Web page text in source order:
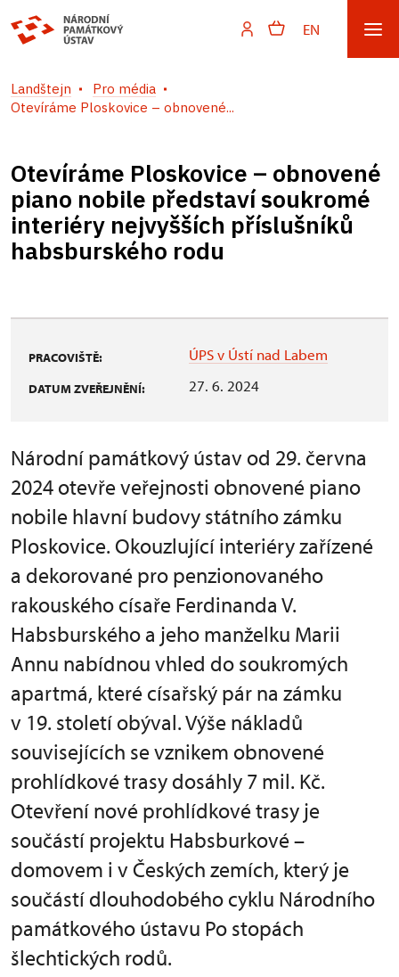
EN
Landštejn
Pro média
Otevíráme Ploskovice – obnovené...
Otevíráme Ploskovice – obnovené
piano nobile představí soukromé
interiéry nejvyšších příslušníků
habsburského rodu
PRACOVIŠTĚ: ÚPS v Ústí nad Labem
DATUM ZVEŘEJNĚNÍ: 27. 6. 2024
Národní památkový ústav od 29. června
2024 otevře veřejnosti obnovené piano
nobile hlavní budovy státního zámku
Ploskovice. Okouzlující interiéry zařízené
a dekorované pro penzionovaného
rakouského císaře Ferdinanda V.
Habsburského a jeho manželku Marii
Annu nabídnou vhled do soukromých
apartmá, které císařský pár na zámku
v 19. století obýval. Výše nákladů
souvisejících se vznikem obnovené
prohlídkové trasy dosáhly 7 mil. Kč.
Otevření nové prohlídkové trasy je
součástí projektu Habsburkové –
domovem i v Českých zemích, který je
součástí dlouhodobého cyklu Národního
památkového ústavu Po stopách
šlechtických rodů.